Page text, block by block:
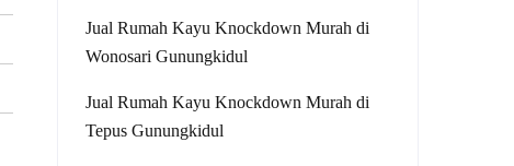
Jual Rumah Kayu Knockdown Murah di
Wonosari Gunungkidul
Jual Rumah Kayu Knockdown Murah di
Tepus Gunungkidul